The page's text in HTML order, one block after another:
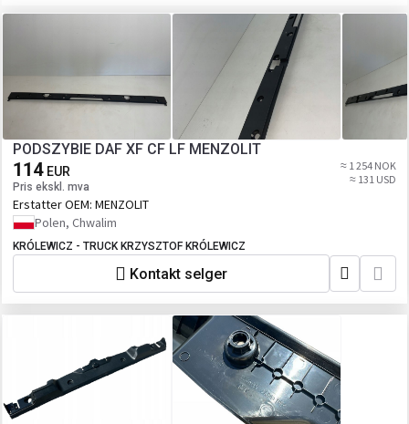
PODSZYBIE DAF XF CF LF MENZOLIT
114 EUR
Pris ekskl. mva
≈ 1 254 NOK
≈ 131 USD
Erstatter OEM: MENZOLIT
Polen, Chwalim
KRÓLEWICZ - TRUCK KRZYSZTOF KRÓLEWICZ
Kontakt selger